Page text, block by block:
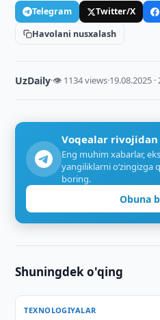
Telegram Twitter/X
Havolani nusxalash
UzDaily·👁 1134 views·19.08.2025 ·
Voqealar rivojidan
Eng muhim xabarlar,
yangiliklarni o‘zingizga
boring.
Obuna
Shuningdek o'qing
TEXNOLOGIYALAR